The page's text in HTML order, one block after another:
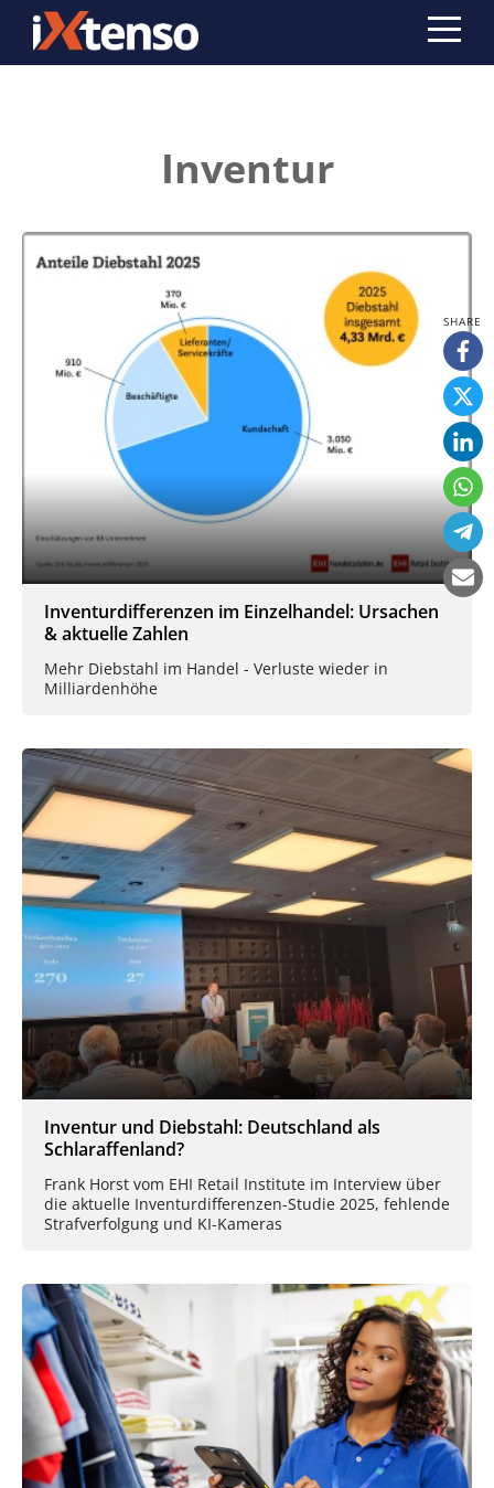
Inventur
Inventurdifferenzen im Einzelhandel: Ursachen
& aktuelle Zahlen
Mehr Diebstahl im Handel - Verluste wieder in
Milliardenhöhe
Inventur und Diebstahl: Deutschland als
Schlaraffenland?
Frank Horst vom EHI Retail Institute im Interview über
die aktuelle Inventurdifferenzen-Studie 2025, fehlende
Strafverfolgung und KI-Kameras